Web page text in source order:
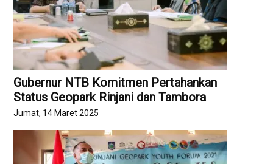
Gubernur NTB Komitmen Pertahankan
Status Geopark Rinjani dan Tambora
Jumat, 14 Maret 2025